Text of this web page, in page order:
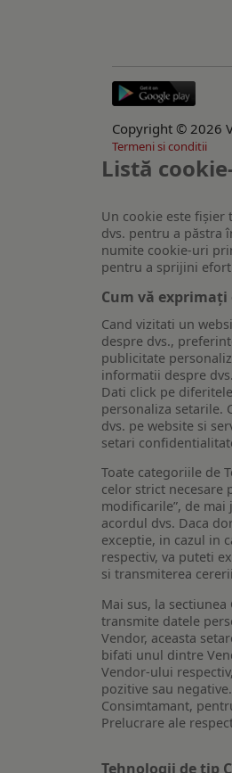
Copyright © 2026
Termeni si conditii
Listă
Un cookie este fişier
dvs. pentru a păstra
numite cookie-uri
pentru a sprijini
Cum vă
Cand vizitati un
despre dvs.,
publicitate
informatii despre
Dati click pe
personaliza setarile.
dvs. pe website si
setari
Toate categoriile de
celor strict necesare
modificarile”, de
acordul dvs. Daca
exceptie, in cazul in
respectiv, va puteti
si transmiterea
Mai sus, la
transmite datele
Vendor, aceasta
bifati unul dintre
Vendor-ului
pozitive sau
Consimtamant,
Prelucrare ale
Tehnologii de tip